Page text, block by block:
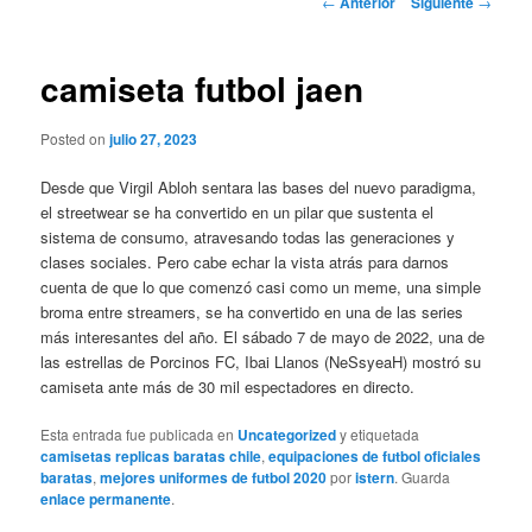
camiseta futbol jaen
Posted onjulio 27, 2023
Desde que Virgil Abloh sentara las bases del nuevo paradigma,
el streetwear se ha convertido en un pilar que sustenta el
sistema de consumo, atravesando todas las generaciones y
clases sociales. Pero cabe echar la vista atrás para darnos
cuenta de que lo que comenzó casi como un meme, una simple
broma entre streamers, se ha convertido en una de las series
más interesantes del año. El sábado 7 de mayo de 2022, una de
las estrellas de Porcinos FC, Ibai Llanos (NeSsyeaH) mostró su
camiseta ante más de 30 mil espectadores en directo.
Esta entrada fue publicada en Uncategorizedy etiquetada
camisetas replicas baratas chile,equipaciones de futbol oficiales
baratas,mejores uniformes de futbol 2020poristern. Guarda
enlace permanente.